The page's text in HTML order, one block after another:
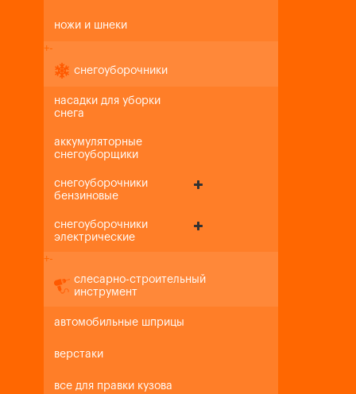
ножи и шнеки
+-
снегоуборочники
насадки для уборки
снега
аккумуляторные
снегоуборщики
снегоуборочники
бензиновые
снегоуборочники
электрические
+-
слесарно-строительный
инструмент
автомобильные шприцы
верстаки
все для правки кузова